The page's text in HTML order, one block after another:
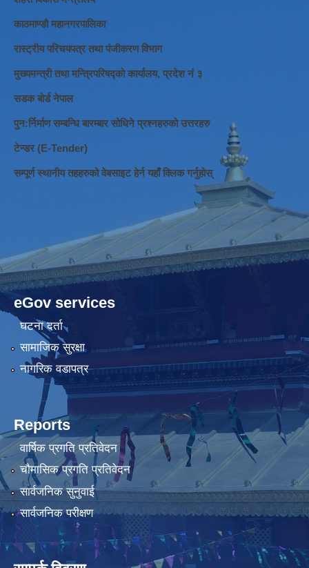
काठमाण्डौ महानगरपालिका
रास्ट्रीय परिचयपत्र तथा पंजीकरण विभाग
मुख्यमन्त्री तथा मन्त्रिपरिषद्को कार्यालय, प्रदेश नं ३
सडक बोर्ड नेपाल
पुन:र्निर्माण सम्बन्धि बारम्बार सोधिने प्रश्नहरुको उत्तरहरु
टेन्डर (E-Tender)
सम्पूर्ण स्थानीय तहहरुको वेबसाइट हेर्न यहाँ क्लिक गर्नुहोस्
eGov services
घटना दर्ता
सामाजिक सुरक्षा
नागरिक वडापत्र
Reports
वार्षिक प्रगति प्रतिवेदन
चौमासिक प्रगति प्रतिवेदन
सार्वजनिक सुनुवाई
सार्वजनिक परीक्षण